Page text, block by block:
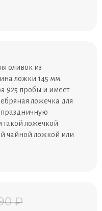
оливок из
ложки 145 мм.
925 пробы и имеет
ложечка для
такой ложечкой
чайной ложкой или
₽